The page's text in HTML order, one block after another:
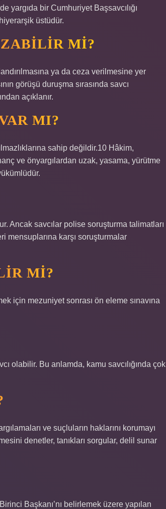
yargıda bir Cumhuriyet Başsavcılığı
üstüdür.
MI?
ya da ceza verilmesine yer
görüşü duruşma sırasında savcı
açıklanır.
MI?
sahip değildir.10 Hâkim,
ve önyargılardan uzak, yasama, yürütme
Ancak savcılar polise soruşturma talimatları
mensuplarına karşı soruşturmalar
MI?
için mezuniyet sonrası ön eleme sınavına
olabilir. Bu anlamda, kamu savcılığında çok
ve suçluların haklarını korumayı
denetler, tanıkları sorgular, delil sunar
Başkanı’nı belirlemek üzere yapılan